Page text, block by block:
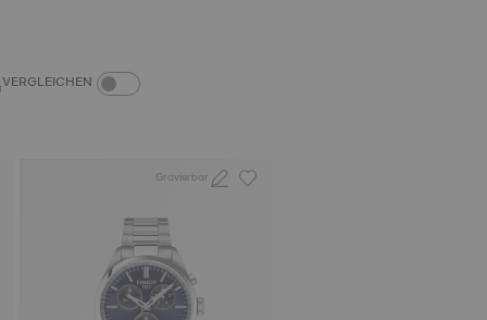
VERGLEICHEN PRODUKTVERGLEICH-SCHALTER
Gravierbar